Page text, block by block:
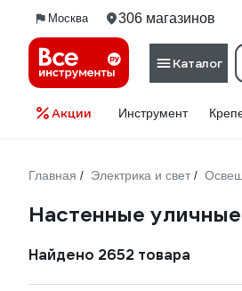
Москва 306 магазинов
Каталог
Акции Инструмент
Главная / Электрика и свет /
Настенные
Найдено 2652 товара